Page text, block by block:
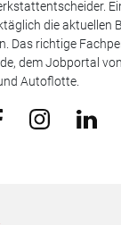
die aktuellen
Das richtige
dem Jobportal
Autoflotte.